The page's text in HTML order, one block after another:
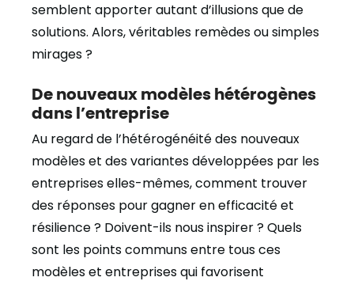
semblent apporter autant d’illusions que de
solutions. Alors, véritables remèdes ou simples
mirages ?
De nouveaux modèles hétérogènes
dans l’entreprise
Au regard de l’hétérogénéité des nouveaux
modèles et des variantes développées par les
entreprises elles-mêmes, comment trouver
des réponses pour gagner en efficacité et
résilience ? Doivent-ils nous inspirer ? Quels
sont les points communs entre tous ces
modèles et entreprises qui favorisent